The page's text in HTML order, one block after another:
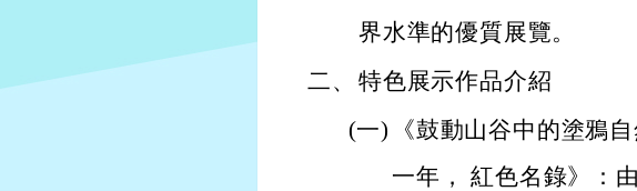
界水準的優質展覽。
二、 特色展示作品介紹
(一)
《鼓動山谷中的塗鴉
一年， 紅色名錄》：